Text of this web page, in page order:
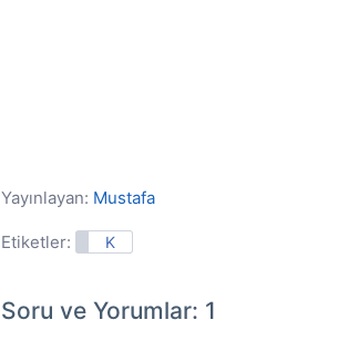
Yayınlayan: Mustafa
Etiketler: K
Soru ve Yorumlar: 1